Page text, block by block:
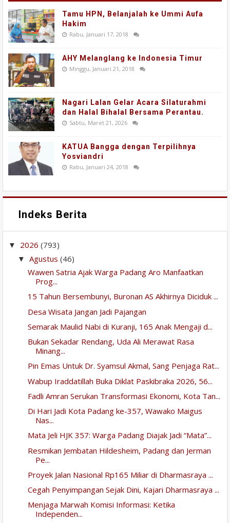
Tamu HPN, Belanjalah ke Ummi Aufa
Hakim
Rabu, Januari 17, 2018
AHY Melanglang ke Indonesia Timur
Minggu, Januari 21, 2018
Nagari Lalan Gelar Acara Silaturahmi
dan Halal Bihalal Bersama Perantau.
Sabtu, Maret 21, 2026
KATUA Bangga dengan Terpilihnya
Yosviandri
Rabu, Januari 24, 2018
Indeks Berita
▼ 2026 (793)
▼ Agustus (46)
Wawen Satria Ajak Warga Padang Aro Manfaatkan
Prog...
15 Tahun Bersembunyi, Buronan AS Akhirnya Diciduk ...
Desa Wisata Jangan Jadi Pajangan
Semarak Maulid Nabi di Kuranji, 165 Anak Mengaji d...
Bukan Sekadar Rendang, Uda Ali Merawat Rasa
Minang...
Pin Emas Untuk Dr. Syamsul Akmal, Sang Penjaga Rat...
Wabup Iraddatillah Buka Diklat Paskibraka 2026, 56...
Fadli Amran Serukan Transformasi Ekonomi, Kota Tan...
Di Hari Jadi Kota Padang ke-357, Wawako Maigus
Nas...
Mata Jeli HJK 357: Warga Padang Diajak Jadi “Mata”...
Resmikan Jembatan Hildesheim, Padang dan Jerman
Pe...
Proyek Jalan Nasional Rp165 Miliar di Dharmasraya ...
Cegah Penyimpangan Sejak Dini, Kajari Dharmasraya ...
Menjaga Marwah Komisi Informasi: Ketika
Independen...